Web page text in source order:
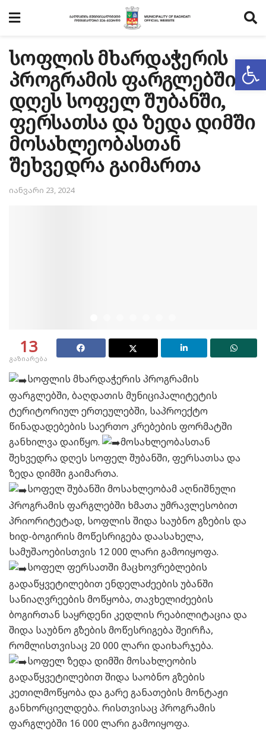
სოფლის მხარდაჭერის
პროგრამის ფარგლებში
დღეს სოფელ შუბანში,
ფერსათსა და ზედა დიმში
მოსახლეობასთან
შეხვედრა გაიმართა
იანვარი 23, 2024
13
გაზიარება
სოფლის მხარდაჭერის პროგრამის
ფარგლებში, ბაღდათის მუნიციპალიტეტის
ტერიტორიულ ერთეულებში, საპროექტო
წინადადებების საერთო კრებების ფორმატში
განხილვა დაიწყო.
მოსახლეობასთან
შეხვედრა დღეს სოფელ შუბანში, ფერსათსა და
ზედა დიმში გაიმართა.
სოფელ შუბანში მოსახლეობამ აღნიშნული
პროგრამის ფარგლებში ხმათა უმრავლესობით
პრიორიტეტად, სოფლის შიდა საუბნო გზების და
ხიდ-ბოგირის მოწესრიგება დაასახელა,
სამუშაოებისთვის 12 000 ლარი გამოიყოფა.
სოფელ ფერსათში მაცხოვრებლების
გადაწყვეტილებით ენდელაძეების უბანში
სანიაღვრეების მოწყობა, თავხელიძეების
ბოგირთან საყრდენი კედლის რეაბილიტაცია და
შიდა საუბნო გზების მოწესრიგება შეირჩა,
რომლისთვისაც 20 000 ლარი დაიხარჯება.
სოფელ ზედა დიმში მოსახლეობის
გადაწყვეტილებით შიდა საობნო გზების
კეთილმოწყობა და გარე განათების მონტაჟი
განხორციელდება. რისთვისაც პროგრამის
ფარგლებში 16 000 ლარი გამოიყოფა.